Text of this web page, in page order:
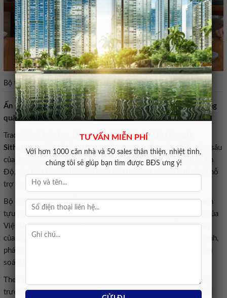
TƯ VẤN MIỄN PHÍ
Với hơn 1000 căn nhà và 50 sales thân thiện, nhiệt tình,
chúng tôi sẽ giúp bạn tìm được BĐS ưng ý!
Bộ trưởng Tài chính Ấn Độ Nirmala Sitharaman. Ảnh: MOF.
Ấn Độ chia sẻ kinh nghiệm đầu tư công và chuyển đổi số trong
quản lý tài chính
Trao đổi tại hội đàm,
Bộ trưởng Tài chính Ấn Độ Nirmala
Sitharaman
bày tỏ ấn tượng trước sự quan tâm và nghiên cứu sâu
của đoàn công tác Bộ Tài chính Việt Nam đối với nền kinh tế Ấn
Độ, đặc biệt là các chính sách về đầu tư công, cải cách thuế và hỗ
trợ doanh nghiệp siêu nhỏ, nhỏ và vừa.
Bộ trưởng Tài chính Ấn Độ đồng thời đánh giá cao những thành
tựu phát triển của Việt Nam, cho rằng nhiều nội dung cải cách của
Việt Nam có sự tương đồng với các ưu tiên phát triển hiện nay
của Ấn Độ như cải cách thể chế, cải thiện môi trường kinh doanh,
phát triển hạ tầng, nâng cao chất lượng nguồn nhân lực và kiểm
soát lạm phát gắn với duy trì tăng trưởng.
Theo Bộ trưởng Nirmala Sitharaman, duy trì cân bằng giữa tăng
trưởng và kiểm soát lạm phát luôn là thách thức lớn đối với các